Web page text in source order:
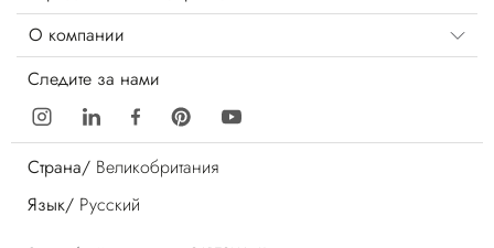
О компании
Следите за нами
Страна/ Великобритания
Язык/ Русский